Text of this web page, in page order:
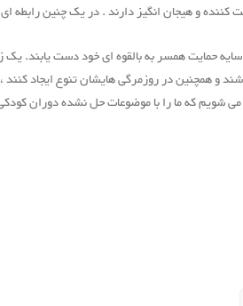
و هیجان انگیز دارند . در یک چنین رابطه
حمایت همسر به بالقوه ای خود دست
و همچنین در روزمرگی هایشان تنوع ایجاد
شویم که ما را با موضوعات حل نشده دوران